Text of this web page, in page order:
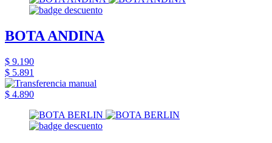
BOTA ANDINA
$ 9.190
$ 5.891
$ 4.890